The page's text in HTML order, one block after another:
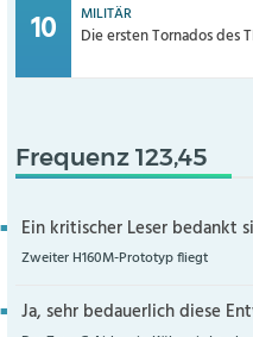
MILITÄR
Die ersten Tornados des
Frequenz 123,45
Ein kritischer Leser bedankt
Zweiter H160M-Prototyp fliegt
Ja, sehr bedauerlich diese